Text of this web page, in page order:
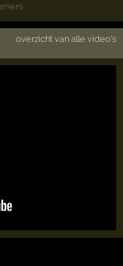
overzicht van alle video's